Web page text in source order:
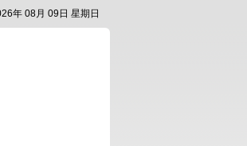
年 08月 09日 星期日